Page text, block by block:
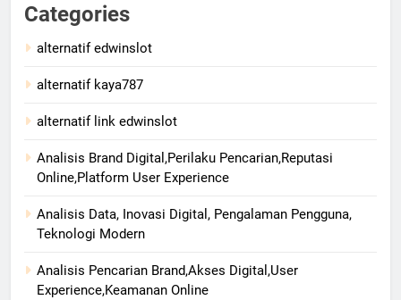
Categories
alternatif edwinslot
alternatif kaya787
alternatif link edwinslot
Analisis Brand Digital,Perilaku Pencarian,Reputasi
Online,Platform User Experience
Analisis Data, Inovasi Digital, Pengalaman Pengguna,
Teknologi Modern
Analisis Pencarian Brand,Akses Digital,User
Experience,Keamanan Online